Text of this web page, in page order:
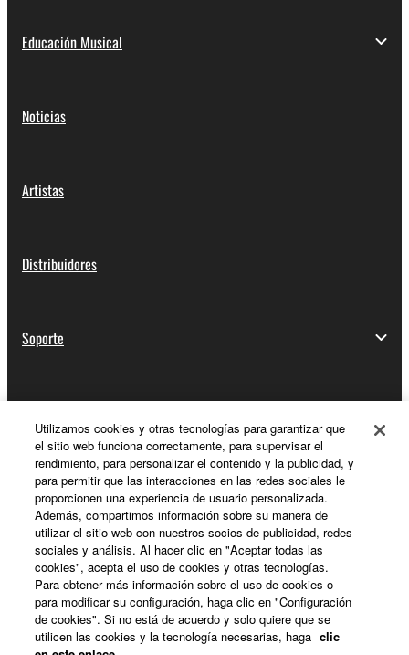
Educación Musical
Noticias
Artistas
Distribuidores
Soporte
Acerca de Yamaha
España - Spanish
Empresa
Utilizamos cookies y otras tecnologías para garantizar que
el sitio web funciona correctamente, para supervisar el
rendimiento, para personalizar el contenido y la publicidad, y
para permitir que las interacciones en las redes sociales le
proporcionen una experiencia de usuario personalizada.
Además, compartimos información sobre su manera de
utilizar el sitio web con nuestros socios de publicidad, redes
sociales y análisis. Al hacer clic en "Aceptar todas las
cookies", acepta el uso de cookies y otras tecnologías.
Para obtener más información sobre el uso de cookies o
para modificar su configuración, haga clic en "Configuración
de cookies". Si no está de acuerdo y solo quiere que se
utilicen las cookies y la tecnología necesarias, haga clic